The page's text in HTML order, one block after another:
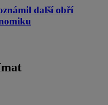
další obří